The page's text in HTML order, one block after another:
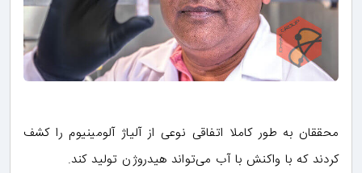
محققان به طور کاملا اتفاقی نوعی از آلیاژ آلومینیوم را کشف
کردند که با واکنش با آب می‌تواند هیدروژن تولید کند.